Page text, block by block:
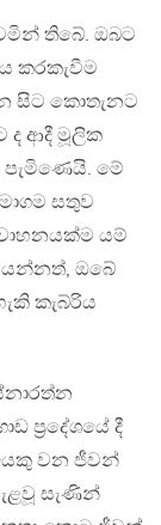
තිබේ. ඔබට
කරකැවීම
සිට කොතැනට
ද ආදී මූලික
මේ
සතුව
යම්
ඔබේ
කැබ්රිය
ප්‍රදේශයේ දී
වන ජීවන්
සැණින්